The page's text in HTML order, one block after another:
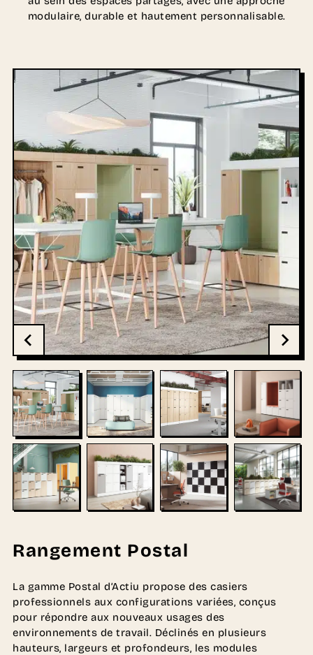
modulaire, durable et hautement personnalisable.
Rangement Postal
La gamme Postal d’Actiu propose des casiers
professionnels aux configurations variées, conçus
pour répondre aux nouveaux usages des
environnements de travail. Déclinés en plusieurs
hauteurs, largeurs et profondeurs, les modules